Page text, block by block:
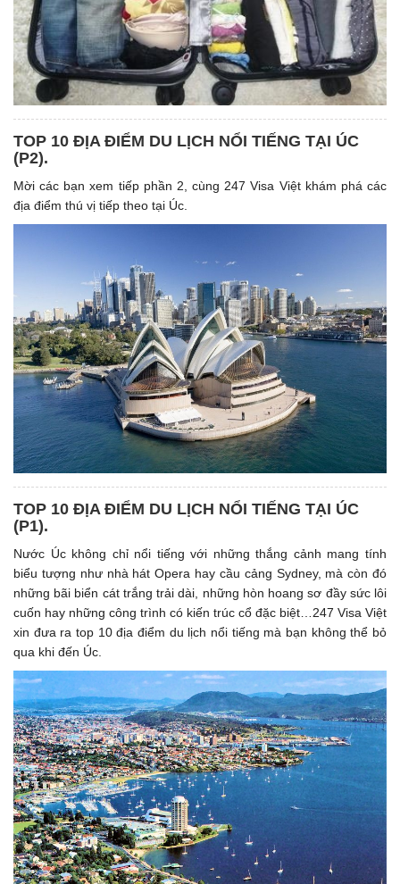
TOP 10 ĐỊA ĐIỂM DU LỊCH NỔI TIẾNG TẠI ÚC
(P2).
Mời các bạn xem tiếp phần 2, cùng 247 Visa Việt khám phá các
địa điểm thú vị tiếp theo tại Úc.
TOP 10 ĐỊA ĐIỂM DU LỊCH NỔI TIẾNG TẠI ÚC
(P1). ​
Nước Úc không chỉ nổi tiếng với những thắng cảnh mang tính
biểu tượng như nhà hát Opera hay cầu cảng Sydney, mà còn đó
những bãi biển cát trắng trải dài, những hòn hoang sơ đầy sức lôi
cuốn hay những công trình có kiến trúc cổ đặc biệt…247 Visa Việt
xin đưa ra top 10 địa điểm du lịch nổi tiếng mà bạn không thể bỏ
qua khi đến Úc.